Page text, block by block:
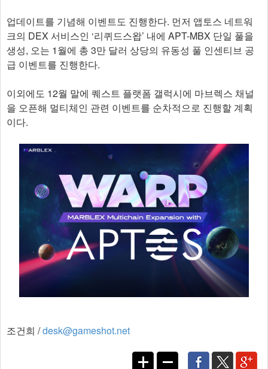
업데이트를 기념해 이벤트도 진행한다. 먼저 앱토스 네트워
크의 DEX 서비스인 ‘리퀴드스왑’ 내에 APT-MBX 단일 풀을
생성, 오는 1월에 총 3만 달러 상당의 유동성 풀 인센티브 공
급 이벤트를 진행한다.
이외에도 12월 말에 퀘스트 플랫폼 갤럭시에 마브렉스 채널
을 오픈해 멀티체인 관련 이벤트를 순차적으로 진행할 계획
이다.
조건희 /desk@gameshot.net